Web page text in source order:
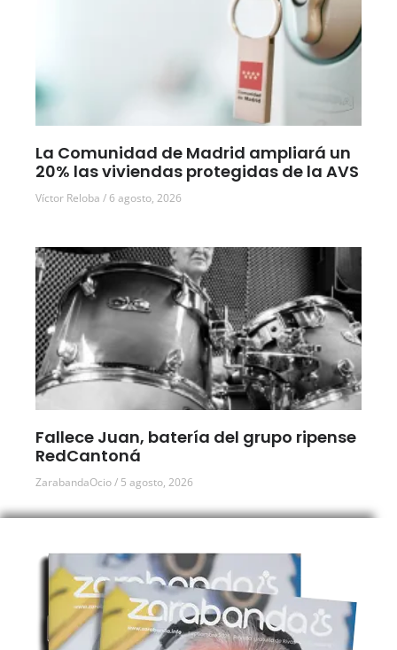
La Comunidad de Madrid ampliará un
20% las viviendas protegidas de la AVS
Víctor Reloba 6 agosto, 2026
Fallece Juan, batería del grupo ripense
RedCantoná
ZarabandaOcio 5 agosto, 2026